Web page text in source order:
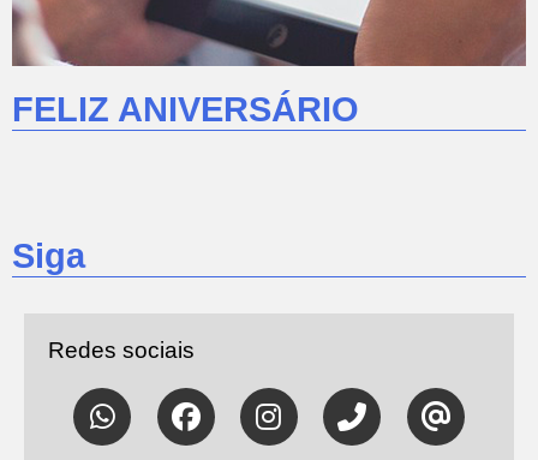
FELIZ ANIVERSÁRIO
Siga
Redes sociais